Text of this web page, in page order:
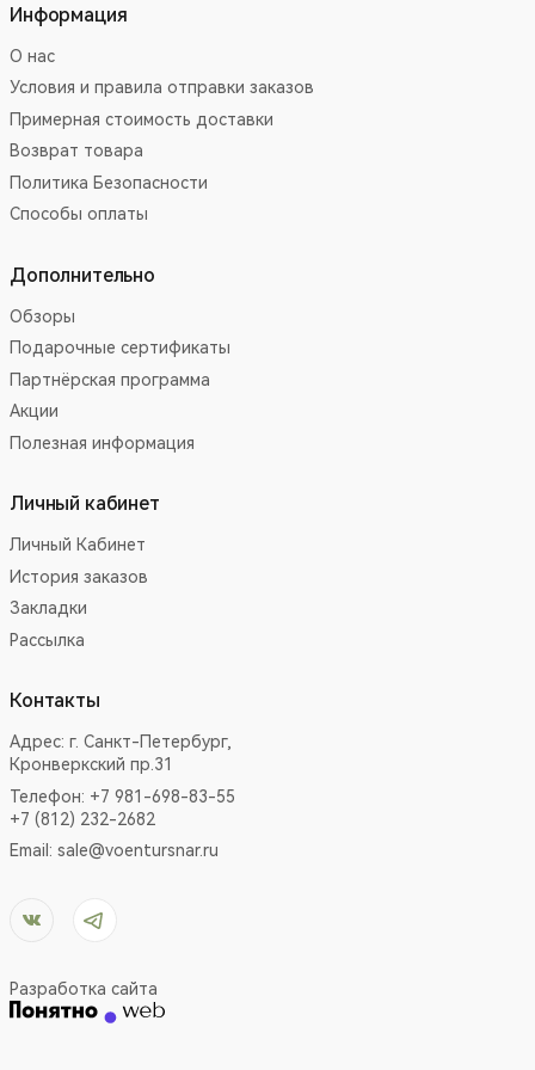
Антенна
Клипса (крепежные винты на рации)
Руководства пользователя
Производство Китай.
Информация
О нас
Условия и правила отправки заказов
Примерная стоимость доставки
Возврат товара
Политика Безопасности
Способы оплаты
Дополнительно
Обзоры
Подарочные сертификаты
Партнёрская программа
Акции
Полезная информация
Личный кабинет
Личный Кабинет
История заказов
Закладки
Рассылка
Контакты
Адрес: г. Санкт-Петербург,
Кронверкский пр.31
Телефон: +7 981-698-83-55
+7 (812) 232-2682
Email: sale@voentursnar.ru
Разработка сайта